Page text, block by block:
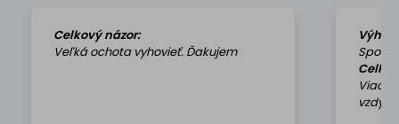
Celkový názor:
Veľká ochota vyhovieť. Ďakujem
vzdy k